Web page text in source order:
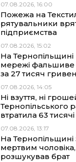
07.08.2026, 16:00
Пожежа на
рятувальники
підприємства
07.08.2026, 15:02
На Тернопільщині
мережі фальшиве
за 27 тисяч
07.08.2026, 14:05
Ні взуття, ні
Тернопільського
втратила 63 тисячі
07.08.2026, 13:17
На
мертвим
розшукував брат